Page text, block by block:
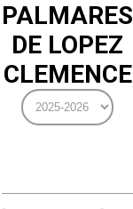
PALMARES
DE LOPEZ
CLEMENCE